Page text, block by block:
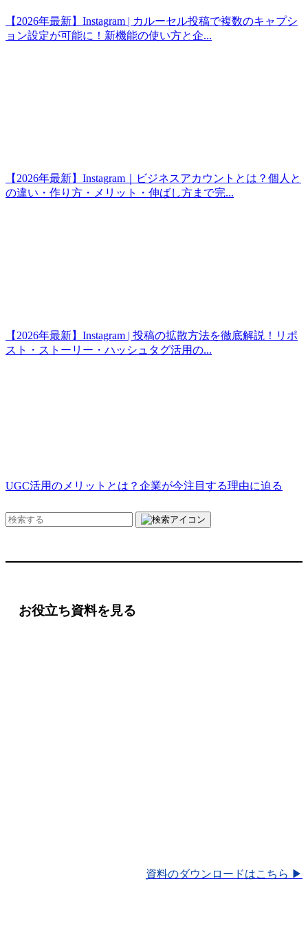
【2026年最新】Instagram | カルーセル投稿で複数のキャプシ
ョン設定が可能に！新機能の使い方と企...
【2026年最新】Instagram｜ビジネスアカウントとは？個人と
の違い・作り方・メリット・伸ばし方まで完...
【2026年最新】Instagram | 投稿の拡散方法を徹底解説！リポ
スト・ストーリー・ハッシュタグ活用の...
UGC活用のメリットとは？企業が今注目する理由に迫る
お役立ち資料を見る
資料のダウンロードはこちら ▶︎